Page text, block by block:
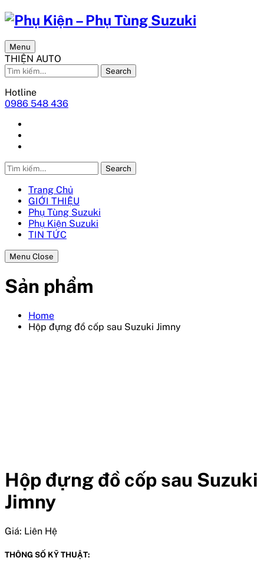
Menu
THIỆN AUTO
Search
Hotline
0986 548 436
Search
Trang Chủ
GIỚI THIỆU
Phụ Tùng Suzuki
Phụ Kiện Suzuki
TIN TỨC
Menu Close
Sản phẩm
Home
Hộp đựng đồ cốp sau Suzuki Jimny
Hộp đựng đồ cốp sau Suzuki
Jimny
Giá: Liên Hệ
THÔNG SỐ KỸ THUẬT: